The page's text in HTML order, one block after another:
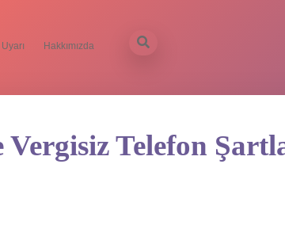
Hakkımızda
Vergisiz Telefon